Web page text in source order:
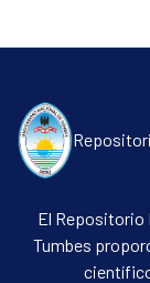
El Repositorio
Tumbes